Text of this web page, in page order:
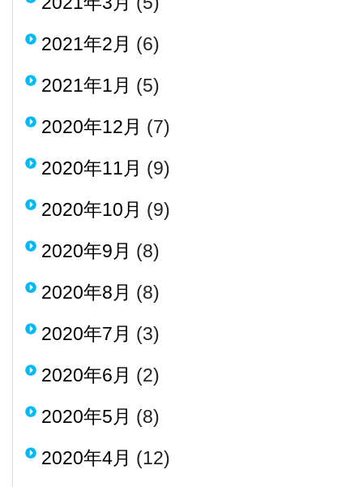
2021年2月 (6)
2021年1月 (5)
2020年12月 (7)
2020年11月 (9)
2020年10月 (9)
2020年9月 (8)
2020年8月 (8)
2020年7月 (3)
2020年6月 (2)
2020年5月 (8)
2020年4月 (12)